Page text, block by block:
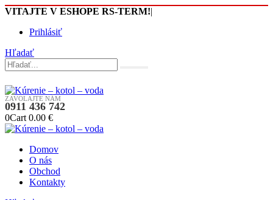
VITAJTE V ESHOPE RS-TERM!|
Prihlásiť
Hľadať
ZAVOLAJTE NÁM
0911 436 742
0Cart 0.00 €
Domov
O nás
Obchod
Kontakty